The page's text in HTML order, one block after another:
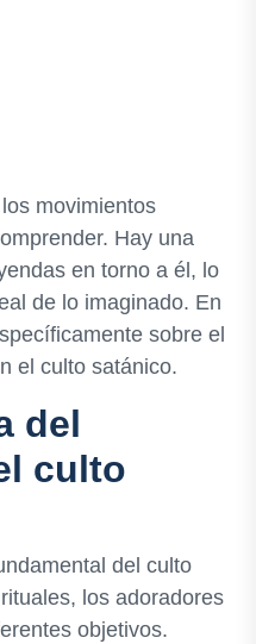
movimientos
Hay una
en torno a él, lo
de lo imaginado. En
sobre el
el culto satánico.
del
culto
del culto
los adoradores
objetivos.